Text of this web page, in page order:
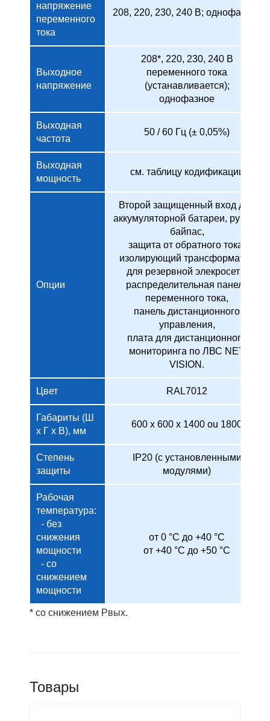
напряжение
переменного
тока
208, 220, 230, 240 В; однофазное
Выходное
напряжение
208*, 220, 230, 240 В
переменного тока
(устанавливается);
однофазное
Выходная
частота
50 / 60 Гц (± 0,05%)
Выходная
мощность
см. таблицу кодификации
Опции
Второй защищенный вход для
аккумуляторной батареи, ручной
байпас,
защита от обратного тока,
изолирующий трансформатор
для резервной элекросети,
распределительная панель
переменного тока,
панель дистанционного
управления,
плата для дистанционного
мониторинга по ЛВС NET
VISION.
Цвет RAL7012
Габариты (Ш
x Г x В), мм
600 x 600 x 1400 ou 1800
Степень
защиты
IP20 (с установленными
модулями)
Рабочая
температура:
- без
снижения
мощности
- со
снижением
мощности
от 0 °C до +40 °C
от +40 °C до +50 °C
* со снижением Pвых.
Товары